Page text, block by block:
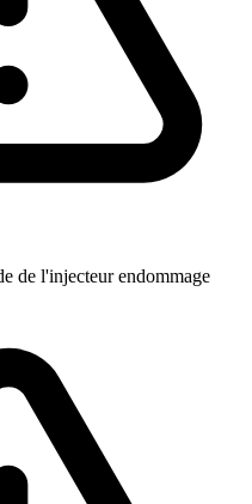
de l'injecteur endommage